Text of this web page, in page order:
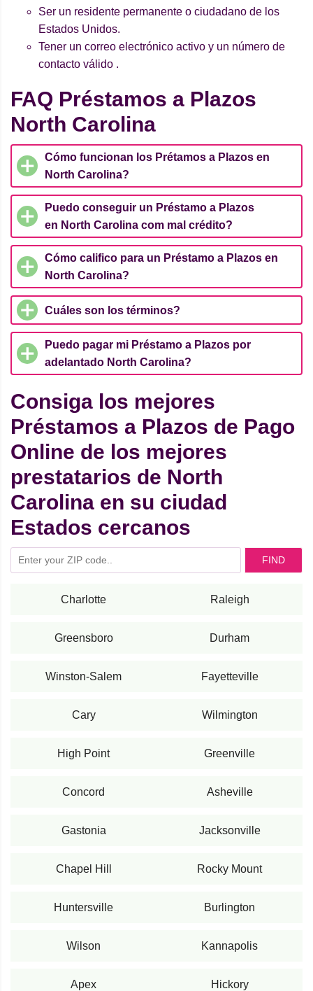
Ser un residente permanente o ciudadano de los
Estados Unidos.
Tener un correo electrónico activo y un número de
contacto válido .
FAQ Préstamos a Plazos
North Carolina
Cómo funcionan los Prétamos a Plazos en
North Carolina?
Puedo conseguir un Préstamo a Plazos
en North Carolina com mal crédito?
Cómo califico para un Préstamo a Plazos en
North Carolina?
Cuáles son los términos?
Puedo pagar mi Préstamo a Plazos por
adelantado North Carolina?
Consiga los mejores
Préstamos a Plazos de Pago
Online de los mejores
prestatarios de North
Carolina en su ciudad
Estados cercanos
FIND
Charlotte Raleigh
Greensboro Durham
Winston-Salem Fayetteville
Cary Wilmington
High Point Greenville
Concord Asheville
Gastonia Jacksonville
Chapel Hill Rocky Mount
Huntersville Burlington
Wilson Kannapolis
Apex Hickory